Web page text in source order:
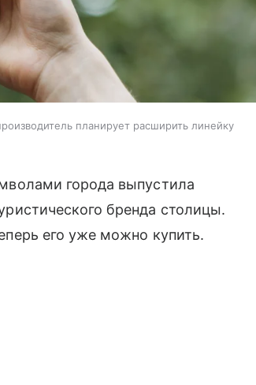
планирует расширить линейку
города выпустила
бренда столицы.
его уже можно купить.